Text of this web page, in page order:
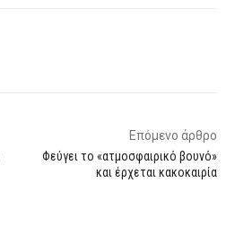
Επόμενο άρθρο
Φεύγει το «ατμοσφαιρικό βουνό»
και έρχεται κακοκαιρία